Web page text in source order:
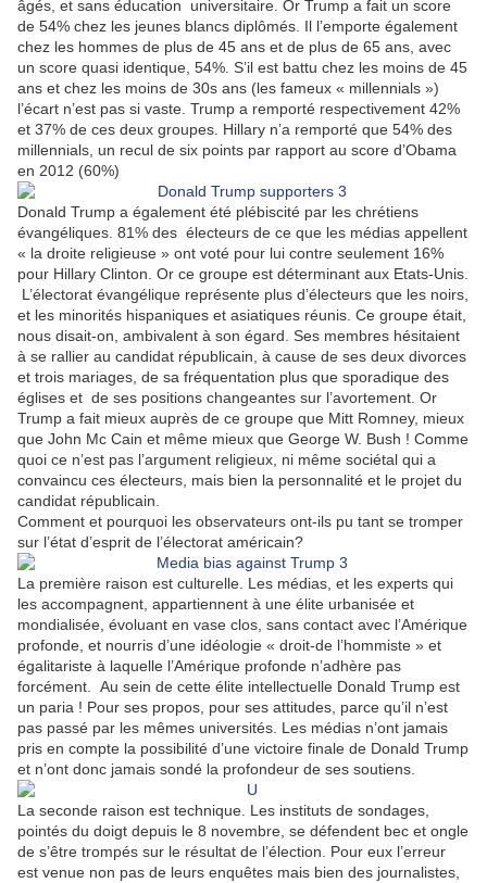
âgés, et sans éducation
universitaire. Or Trump a fait un score
de 54% chez les jeunes blancs diplômés. Il l’emporte également
chez les hommes de plus de 45 ans et de plus de 65 ans, avec
un score quasi identique, 54%. S’il est battu chez les moins de 45
ans et chez les moins de 30s ans (les fameux « millennials »)
l’écart n’est pas si vaste. Trump a remporté respectivement 42%
et 37% de ces deux groupes. Hillary n’a remporté que 54% des
millennials, un recul de six points par rapport au score d’Obama
en 2012 (60%)
Donald Trump a également été plébiscité par les chrétiens
évangéliques. 81% des électeurs de ce que les médias appellent
« la droite religieuse » ont voté pour lui contre seulement 16%
pour Hillary Clinton. Or ce groupe est déterminant aux Etats-Unis.
L’électorat évangélique représente plus d’électeurs que les noirs,
et les minorités hispaniques et asiatiques réunis. Ce groupe était,
nous disait-on, ambivalent à son égard. Ses membres hésitaient
à se rallier au candidat républicain, à cause de ses deux divorces
et trois mariages, de sa fréquentation plus que sporadique des
églises et de ses positions changeantes sur l’avortement. Or
Trump a fait mieux auprès de ce groupe que Mitt Romney, mieux
que John Mc Cain et même mieux que George W. Bush ! Comme
quoi ce n’est pas l’argument religieux, ni même sociétal qui a
convaincu ces électeurs, mais bien la personnalité et le projet du
candidat républicain.
Comment et pourquoi les observateurs ont-ils pu tant se tromper
sur l’état d’esprit de l’électorat américain?
La première raison est culturelle. Les médias, et les experts qui
les accompagnent, appartiennent à une élite urbanisée et
mondialisée, évoluant en vase clos, sans contact avec l’Amérique
profonde, et nourris d’une idéologie « droit-de l’hommiste » et
égalitariste à laquelle l’Amérique profonde n’adhère pas
forcément.
Au sein de cette élite intellectuelle Donald Trump est
un paria ! Pour ses propos, pour ses attitudes, parce qu’il n’est
pas passé par les mêmes universités. Les médias n’ont jamais
pris en compte la possibilité d’une victoire finale de Donald Trump
et n’ont donc jamais sondé la profondeur de ses soutiens.
La seconde raison est technique. Les instituts de sondages,
pointés du doigt depuis le 8 novembre, se défendent bec et ongle
de s’être trompés sur le résultat de l’élection. Pour eux l’erreur
est venue non pas de leurs enquêtes mais bien des journalistes,